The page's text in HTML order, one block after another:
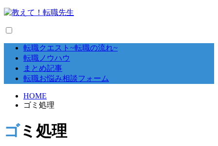
転職クエスト~転職の流れ~
転職ノウハウ
まとめ記事
転職お悩み相談フォーム
HOME
ゴミ処理
ゴミ処理